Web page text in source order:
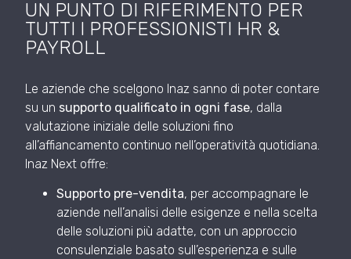
UN PUNTO DI RIFERIMENTO PER
TUTTI I PROFESSIONISTI HR &
PAYROLL
Le aziende che scelgono Inaz sanno di poter contare
su un supporto qualificato in ogni fase, dalla
valutazione iniziale delle soluzioni fino
all’affiancamento continuo nell’operatività quotidiana.
Inaz Next offre:
Supporto pre-vendita, per accompagnare le
aziende nell’analisi delle esigenze e nella scelta
delle soluzioni più adatte, con un approccio
consulenziale basato sull’esperienza e sulle